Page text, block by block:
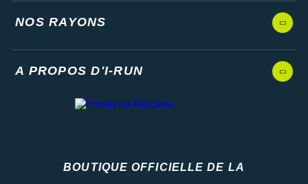
NOS RAYONS
A PROPOS D'I-RUN
BOUTIQUE OFFICIELLE DE LA